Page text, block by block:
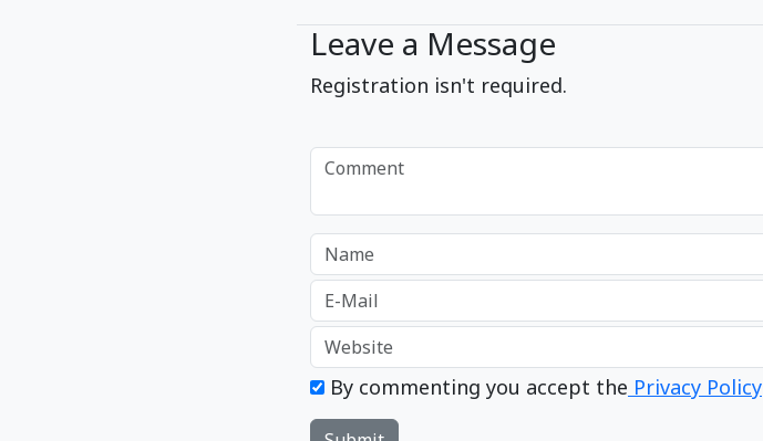
Leave a Message
Registration isn't required.
By commenting you accept the Privacy Policy